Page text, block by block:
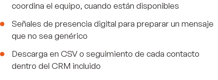
coordina el equipo, cuando están disponibles
Señales de presencia digital para preparar un mensaje
que no sea genérico
Descarga en CSV o seguimiento de cada contacto
dentro del CRM incluido